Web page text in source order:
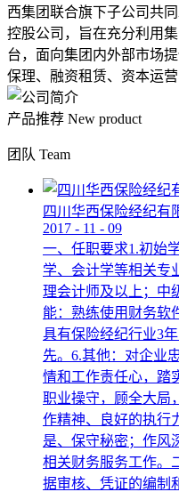
西集团联合旗下子公司共
控股公司，旨在充分利用
台，面向集团内外部市场
保理、融资租赁、资本运
产品推荐 New product
团队 Team
四川华西保险经纪有
2017 - 11 - 09
一、任职要求1.初始
学、会计学等相关专
理会计师及以上；中
能：熟练使用财务软
具有保险经纪行业3
先。6.其他：对企业
情和工作责任心，踏
职业操守，顾全大局
作精神、良好的执行
是、保守秘密；作风
相关财务服务工作。
据审核、凭证的编制